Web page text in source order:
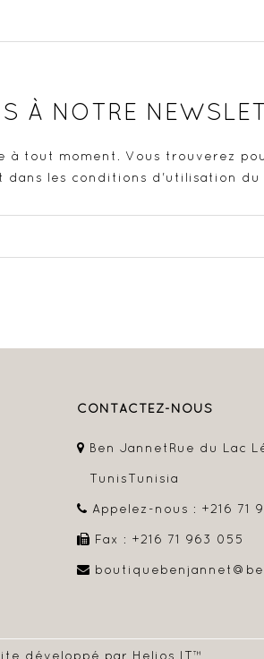
À NOTRE
à tout moment. Vous trouverez
dans les conditions d'utilisation du
CONTACTEZ-NOUS
Ben Jannet Rue du Lac
TunisTunisia
Appelez-nous : +216 71
Fax : +216 71 963 055
développé par Helios IT™